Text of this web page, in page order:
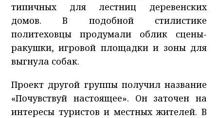
типичных для лестниц деревенских
домов. В подобной стилистике
политеховцы продумали облик сцены-
ракушки, игровой площадки и зоны для
выгнула собак.
Проект другой группы получил название
«Почувствуй настоящее». Он заточен на
интересы туристов и местных жителей. В